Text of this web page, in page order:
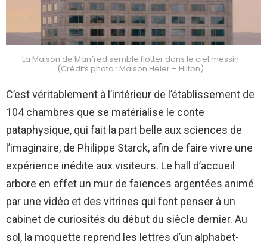
La Maison de Manfred semble flotter dans le ciel messin
(Crédits photo : Maison Heler – Hilton)
C’est véritablement à l’intérieur de l’établissement de
104 chambres que se matérialise le conte
pataphysique, qui fait la part belle aux sciences de
l’imaginaire, de Philippe Starck, afin de faire vivre une
expérience inédite aux visiteurs. Le hall d’accueil
arbore en effet un mur de faïences argentées animé
par une vidéo et des vitrines qui font penser à un
cabinet de curiosités du début du siècle dernier. Au
sol, la moquette reprend les lettres d’un alphabet-